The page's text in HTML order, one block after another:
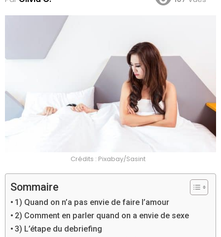
Crédits : Pixabay/Sasint
Sommaire
1) Quand on n’a pas envie de faire l’amour
2) Comment en parler quand on a envie de sexe
3) L’étape du debriefing